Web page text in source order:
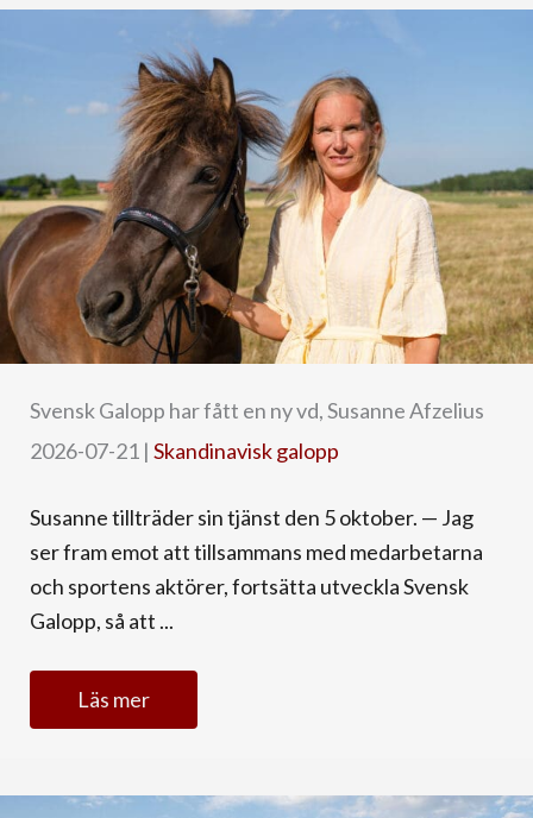
Svensk Galopp har fått en ny vd, Susanne Afzelius
2026-07-21 | Skandinavisk galopp
Susanne tillträder sin tjänst den 5 oktober. — Jag
ser fram emot att tillsammans med medarbetarna
och sportens aktörer, fortsätta utveckla Svensk
Galopp, så att ...
Läs mer